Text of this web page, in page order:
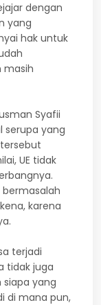
dengan
yang
hak untuk
masih
Syafii
serupa yang
UE tidak
karena
terjadi
tidak juga
yang
di mana pun,